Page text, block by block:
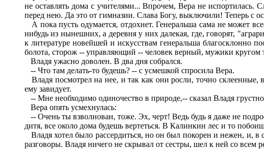
не оставлять дома с учителями... Впрочем, Вера не испортилась.
перед нею. Да это от гимназии. Слава Богу, выключили! Теперь с
А пока пусть одумается, отдохнет. Генеральша сама не может
нибудь из нынешних, а деревня у них далекая, где, говорят,
к литературе новейшей и искусствам генеральша благосклонно
болота, сторож -- управляющий -- человек верный, мужики кругом
Владя ужасно доволен. В два дня собрался.
-- Что там делать-то будешь? -- с усмешкой спросила Вера.
Владя посмотрел на нее, и так как они росли, точно склеенные,
ему завидует.
-- Мне необходимо одиночество в природе,-- сказал Владя
Вера опять усмехнулась:
-- Очень ты взволнован, тоже. Эх, черт! Ведь будь я даже не
дитя, все около дома будешь вертеться. В Калинкин лес и то
Владя хотел было рассердиться, но он был покорен и нежен, и,
разговоры. Владя ничего не скрывал от сестры, шел к ней со всем